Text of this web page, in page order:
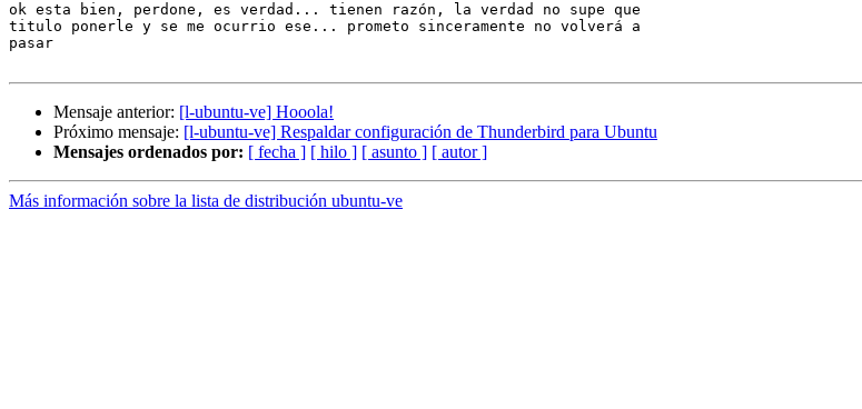
ok esta bien, perdone, es verdad... tienen razón, la verdad no supe que
titulo ponerle y se me ocurrio ese... prometo sinceramente no volverá a
pasar
Mensaje anterior: [l-ubuntu-ve] Hooola!
Próximo mensaje: [l-ubuntu-ve] Respaldar configuración de Thunderbird para Ubuntu
Mensajes ordenados por: [ fecha ] [ hilo ] [ asunto ] [ autor ]
Más información sobre la lista de distribución ubuntu-ve